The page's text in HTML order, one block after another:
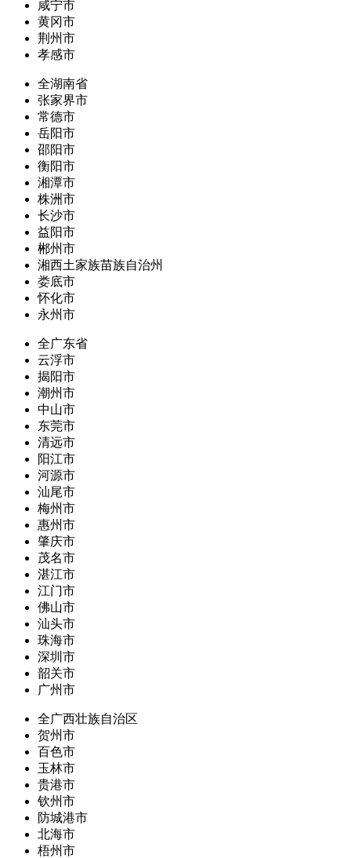
咸宁市
黄冈市
荆州市
孝感市
全湖南省
张家界市
常德市
岳阳市
邵阳市
衡阳市
湘潭市
株洲市
长沙市
益阳市
郴州市
湘西土家族苗族自治州
娄底市
怀化市
永州市
全广东省
云浮市
揭阳市
潮州市
中山市
东莞市
清远市
阳江市
河源市
汕尾市
梅州市
惠州市
肇庆市
茂名市
湛江市
江门市
佛山市
汕头市
珠海市
深圳市
韶关市
广州市
全广西壮族自治区
贺州市
百色市
玉林市
贵港市
钦州市
防城港市
北海市
梧州市